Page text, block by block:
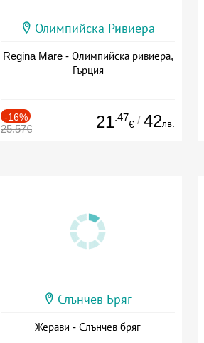
Олимпийска Ривиера
Regina Mare - Олимпийска ривиера,
Гърция
-16%
25.57€ 21.47
€ / 42лв.
Слънчев Бряг
Жерави - Слънчев бряг